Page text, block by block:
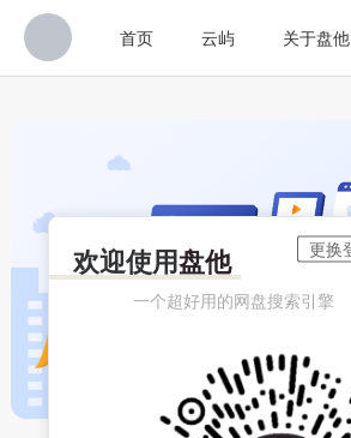
首页 云屿 关于盘他
欢迎使用盘他
一个超好用的网盘搜索引擎